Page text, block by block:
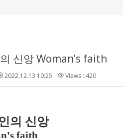
신앙 Woman’s faith
2022.12.13 10:25 Views : 420
의 신앙
’s faith